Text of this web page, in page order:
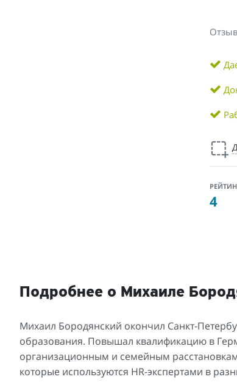
4
Подробнее о Михаиле
Михаил Бородянский окончил Санкт-
образования. Повышал квалификацию в
организационным и семейным
которые используются HR-экспертами в